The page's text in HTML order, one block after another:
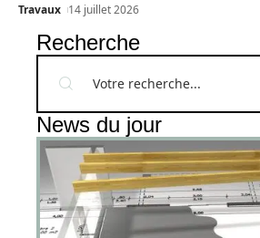
Travaux 14 juillet 2026
Recherche
News du jour